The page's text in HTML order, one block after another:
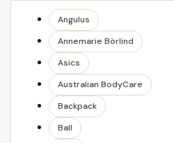
Angulus
Annemarie Börlind
Asics
Australian BodyCare
Backpack
Ball